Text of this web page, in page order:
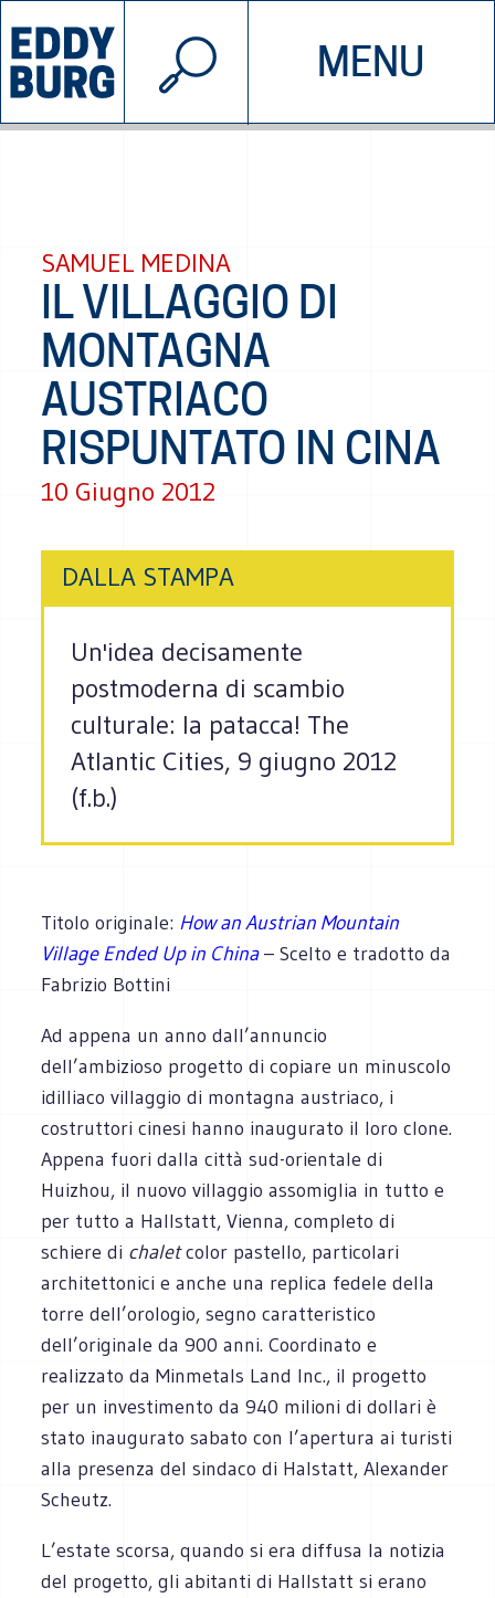
MENU
INIZIATIVE CHI SIAMO
© 2026 EDDYBURG
SAMUEL MEDINA
IL VILLAGGIO DI
MONTAGNA
AUSTRIACO
RISPUNTATO IN CINA
10 Giugno 2012
DALLA STAMPA
Un'idea decisamente
postmoderna di scambio
culturale: la patacca! The
Atlantic Cities, 9 giugno 2012
(f.b.)
Titolo originale: How an Austrian Mountain
Village Ended Up in China– Scelto e tradotto da
Fabrizio Bottini
Ad appena un anno dall’annuncio
dell’ambizioso progetto di copiare un minuscolo
idilliaco villaggio di montagna austriaco, i
costruttori cinesi hanno inaugurato il loro clone.
Appena fuori dalla città sud-orientale di
Huizhou, il nuovo villaggio assomiglia in tutto e
per tutto a Hallstatt, Vienna, completo di
schiere di chaletcolor pastello, particolari
architettonici e anche una replica fedele della
torre dell’orologio, segno caratteristico
dell’originale da 900 anni. Coordinato e
realizzato da Minmetals Land Inc., il progetto
per un investimento da 940 milioni di dollari è
stato inaugurato sabato con l’apertura ai turisti
alla presenza del sindaco di Halstatt, Alexander
Scheutz.
L’estate scorsa, quando si era diffusa la notizia
del progetto, gli abitanti di Hallstatt si erano